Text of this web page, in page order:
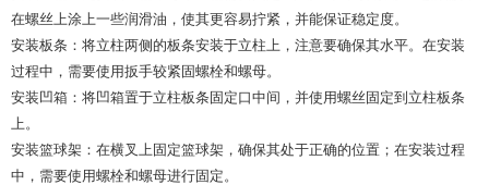
在螺丝上涂上一些润滑油，使其更容易拧紧，并能保证稳定度。
安装板条：将立柱两侧的板条安装于立柱上，注意要确保其水平。在安装
过程中，需要使用扳手较紧固螺栓和螺母。
安装凹箱：将凹箱置于立柱板条固定口中间，并使用螺丝固定到立柱板条
上。
安装篮球架：在横叉上固定篮球架，确保其处于正确的位置；在安装过程
中，需要使用螺栓和螺母进行固定。